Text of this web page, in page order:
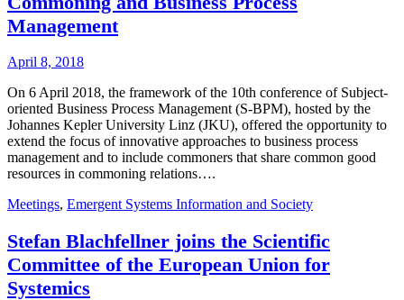
Management
April 8, 2018
On 6 April 2018, the framework of the 10th conference of Subject-
oriented Business Process Management (S-BPM), hosted by the
Johannes Kepler University Linz (JKU), offered the opportunity to
extend the focus of innovative approaches to business process
management and to include commoners that share common good
resources in commoning relations….
Meetings, Emergent Systems Information and Society
Stefan Blachfellner joins the Scientific
Committee of the European Union for
Systemics